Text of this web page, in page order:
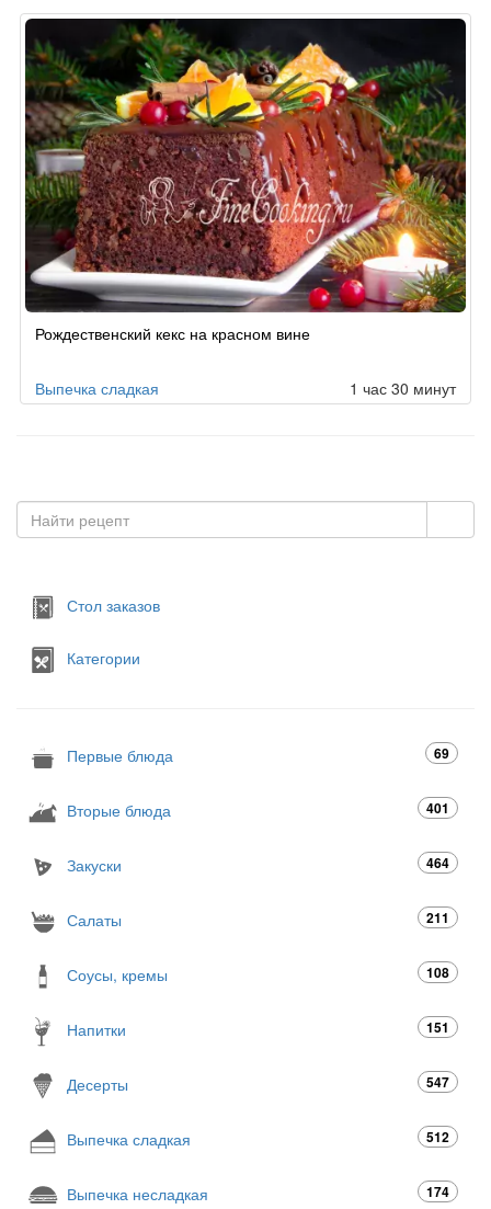
Рождественский кекс на красном вине
Выпечка сладкая 1 час 30 минут
Стол заказов
Категории
Первые блюда 69
Вторые блюда 401
Закуски 464
Салаты 211
Соусы, кремы 108
Напитки 151
Десерты 547
Выпечка сладкая 512
Выпечка несладкая 174